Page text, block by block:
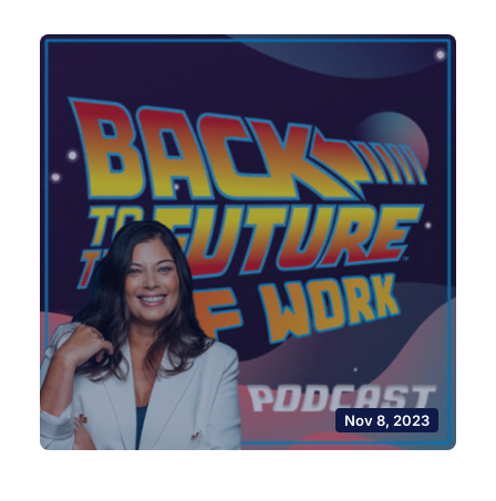
Nov 8, 2023